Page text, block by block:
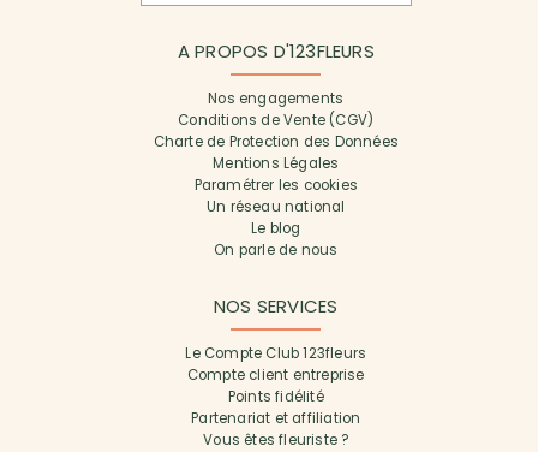
A PROPOS D'123FLEURS
Nos engagements
Conditions de Vente (CGV)
Charte de Protection des Données
Mentions Légales
Paramétrer les cookies
Un réseau national
Le blog
On parle de nous
NOS SERVICES
Le Compte Club 123fleurs
Compte client entreprise
Points fidélité
Partenariat et affiliation
Vous êtes fleuriste ?